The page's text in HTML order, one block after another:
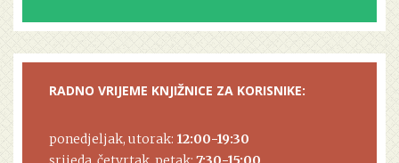
RADNO VRIJEME KNJIŽNICE ZA KORISNIKE:
ponedjeljak, utorak: 12:00-19:30